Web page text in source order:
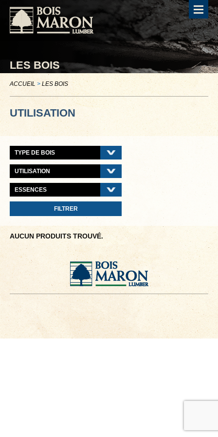
LES BOIS
ACCUEIL > LES BOIS
UTILISATION
AUCUN PRODUITS TROUVÉ.